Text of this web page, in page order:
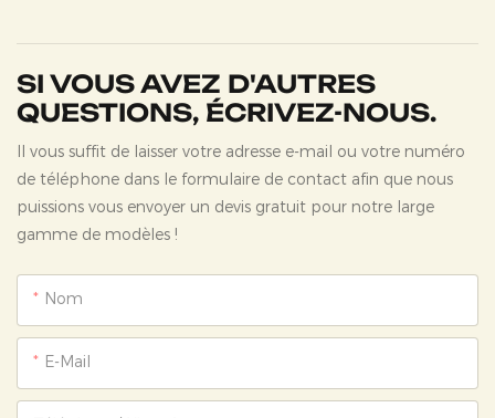
SI VOUS AVEZ D'AUTRES
QUESTIONS, ÉCRIVEZ-NOUS.
Il vous suffit de laisser votre adresse e-mail ou votre numéro
de téléphone dans le formulaire de contact afin que nous
puissions vous envoyer un devis gratuit pour notre large
gamme de modèles !
Nom
E-Mail